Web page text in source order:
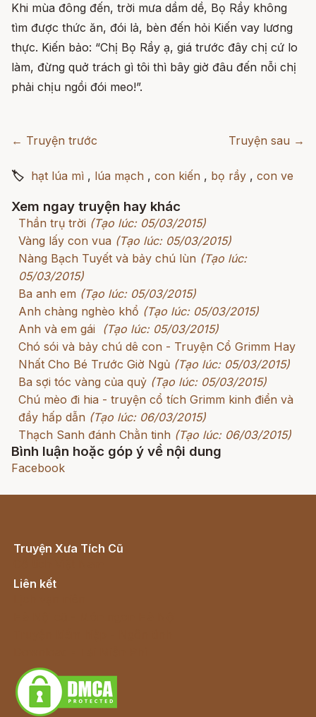
Khi mùa đông đến, trời mưa dầm dề, Bọ Rầy không
tìm được thức ăn, đói lả, bèn đến hỏi Kiến vay lương
thực. Kiến bảo: “Chị Bọ Rầy ạ, giá trước đây chị cứ lo
làm, đừng quở trách gì tôi thì bây giờ đâu đến nỗi chị
phải chịu ngồi đói meo!”.
← Truyện trước Truyện sau →
🏷 hạt lúa mì , lúa mạch , con kiến , bọ rầy , con ve
Xem ngay truyện hay khác
Thần trụ trời (Tạo lúc: 05/03/2015)
Vàng lấy con vua (Tạo lúc: 05/03/2015)
Nàng Bạch Tuyết và bảy chú lùn (Tạo lúc:
05/03/2015)
Ba anh em (Tạo lúc: 05/03/2015)
Anh chàng nghèo khổ (Tạo lúc: 05/03/2015)
Anh và em gái
(Tạo lúc: 05/03/2015)
Chó sói và bảy chú dê con - Truyện Cổ Grimm Hay
Nhất Cho Bé Trước Giờ Ngủ (Tạo lúc: 05/03/2015)
Ba sợi tóc vàng của quỷ (Tạo lúc: 05/03/2015)
Chú mèo đi hia - truyện cổ tích Grimm kinh điển và
đầy hấp dẫn (Tạo lúc: 06/03/2015)
Thạch Sanh đánh Chằn tinh (Tạo lúc: 06/03/2015)
Bình luận hoặc góp ý về nội dung
Facebook
Truyện Xưa Tích Cũ
Liên kết